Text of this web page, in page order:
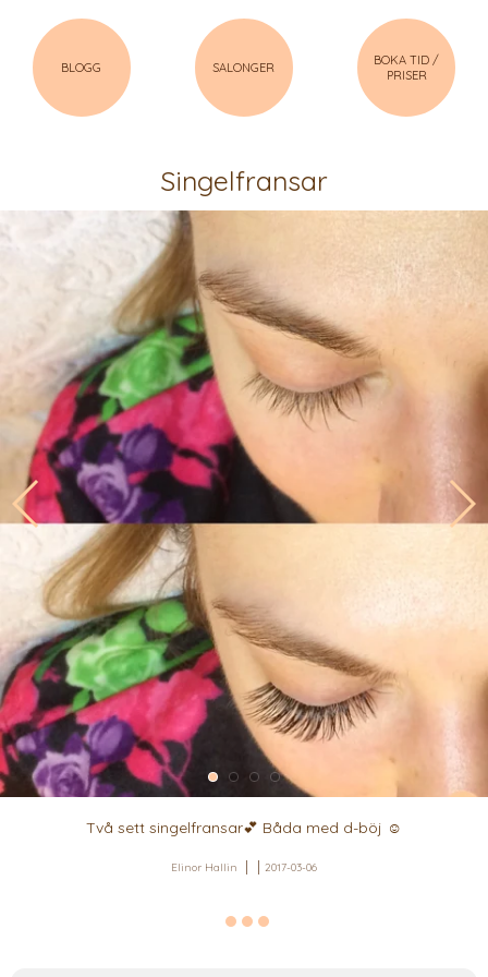
BLOGG SALONGER
BOKA TID /
PRISER
Singelfransar
Två sett singelfransar💕 Båda med d-böj ☺️
Elinor Hallin 2017-03-06